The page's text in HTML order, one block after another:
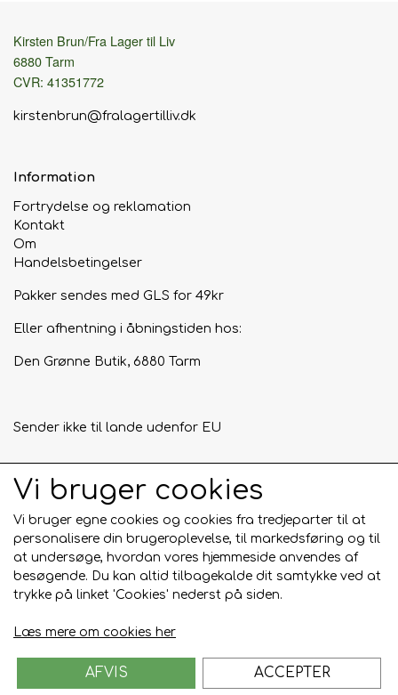
Kirsten Brun/Fra Lager til Liv
6880 Tarm
CVR: 41351772
kirstenbrun@fralagertilliv.dk
Information
Fortrydelse og reklamation
Kontakt
Om
Handelsbetingelser
Pakker sendes med GLS for 49kr
Eller afhentning i åbningstiden hos:
Den Grønne Butik, 6880 Tarm
Sender ikke til lande udenfor EU
Tilmeld mig nyhedsbrevet
Tilmeld
Vi bruger cookies
Vi bruger egne cookies og cookies fra tredjeparter til at
personalisere din brugeroplevelse, til markedsføring og til
at undersøge, hvordan vores hjemmeside anvendes af
besøgende. Du kan altid tilbagekalde dit samtykke ved at
trykke på linket 'Cookies' nederst på siden.
Læs mere om cookies her
AFVIS ACCEPTER